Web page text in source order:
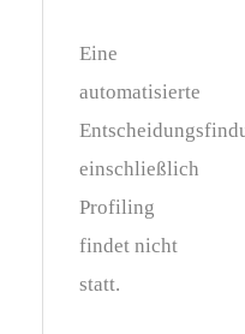
Eine
automatisierte
einschließlich
Profiling
findet nicht
statt.